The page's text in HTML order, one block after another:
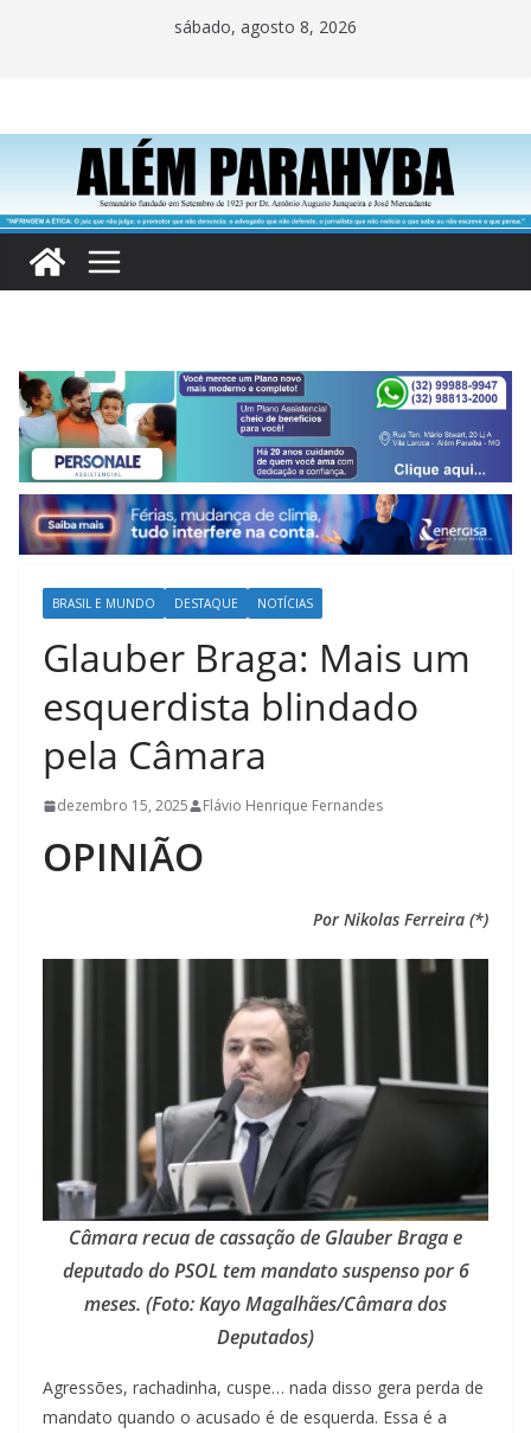
sábado, agosto 8, 2026
BRASIL E MUNDO DESTAQUE NOTÍCIAS
Glauber Braga: Mais um
esquerdista blindado
pela Câmara
dezembro 15, 2025 Flávio Henrique Fernandes
OPINIÃO
Por Nikolas Ferreira (*)
Câmara recua de cassação de Glauber Braga e
deputado do PSOL tem mandato suspenso por 6
meses. (Foto: Kayo Magalhães/Câmara dos
Deputados)
Agressões, rachadinha, cuspe… nada disso gera perda de
mandato quando o acusado é de esquerda. Essa é a